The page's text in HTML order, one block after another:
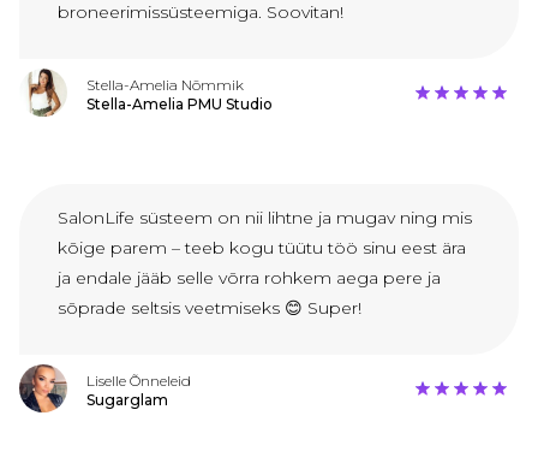
broneerimissüsteemiga. Soovitan!
Stella-Amelia Nõmmik
Stella-Amelia PMU Studio
SalonLife süsteem on nii lihtne ja mugav ning mis
kõige parem – teeb kogu tüütu töö sinu eest ära
ja endale jääb selle võrra rohkem aega pere ja
sõprade seltsis veetmiseks 😊 Super!
Liselle Õnneleid
Sugarglam